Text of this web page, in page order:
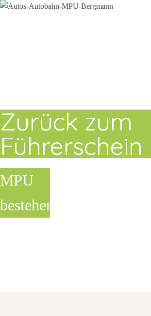
Zurück zum
Führerschein
MPU
bestehen